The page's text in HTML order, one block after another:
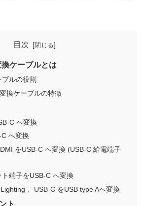
目次
ケーブルとは
ルの役割
換ケーブルの特徴
C へ変換
へ変換
をUSB-C へ変換 (USB-C 給電端子
ト端子をUSB-C へ変換
、USB-C をUSB type Aへ変換
ト